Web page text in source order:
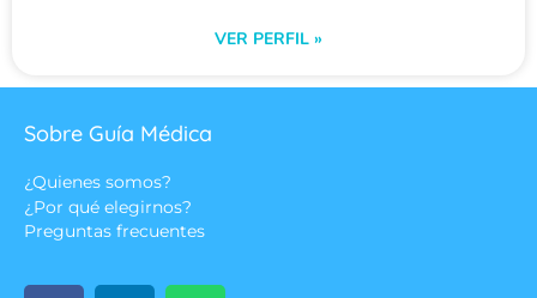
VER PERFIL »
Sobre Guía Médica
¿Quienes somos?
¿Por qué elegirnos?
Preguntas frecuentes